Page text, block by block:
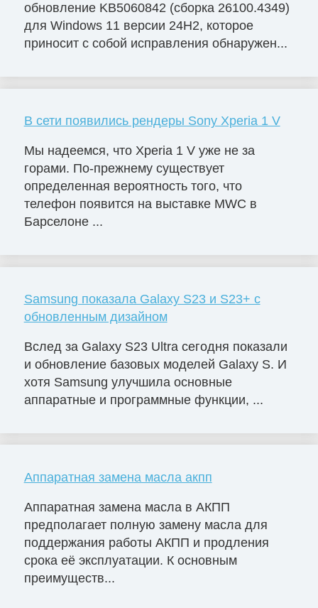
обновление KB5060842 (сборка 26100.4349)
для Windows 11 версии 24H2, которое
приносит с собой исправления обнаружен...
В сети появились рендеры Sony Xperia 1 V
Мы надеемся, что Xperia 1 V уже не за
горами. По-прежнему существует
определенная вероятность того, что
телефон появится на выставке MWC в
Барселоне ...
Samsung показала Galaxy S23 и S23+ с
обновленным дизайном
Вслед за Galaxy S23 Ultra сегодня показали
и обновление базовых моделей Galaxy S. И
хотя Samsung улучшила основные
аппаратные и программные функции, ...
Аппаратная замена масла акпп
Аппаратная замена масла в АКПП
предполагает полную замену масла для
поддержания работы АКПП и продления
срока её эксплуатации. К основным
преимуществ...